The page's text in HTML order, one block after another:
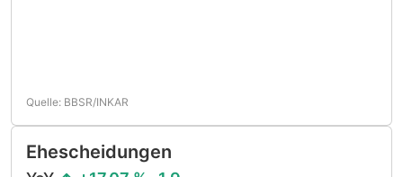
Quelle: BBSR/INKAR
Ehescheidungen